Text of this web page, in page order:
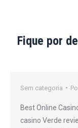
Fique por
Sem categoria
Best Online
casino Verde